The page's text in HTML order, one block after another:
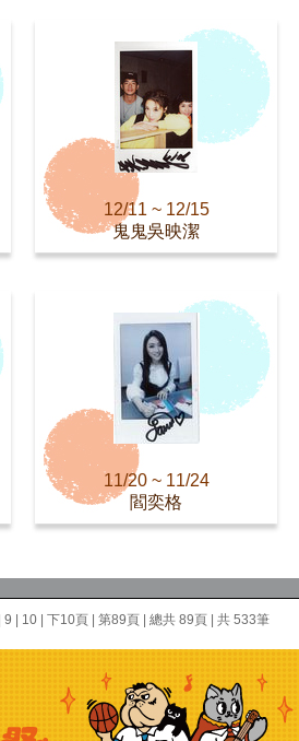
12/11 ~ 12/15
鬼鬼吳映潔
11/20 ~ 11/24
閻奕格
9 10| 下10頁| 第89頁| 總共 89頁 | 共 533筆